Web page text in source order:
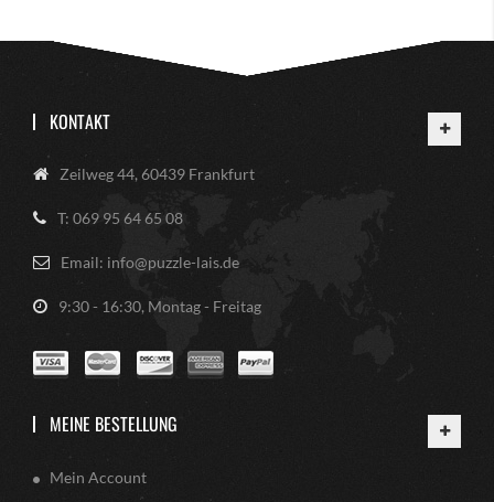
KONTAKT
Zeilweg 44, 60439 Frankfurt
T: 069 95 64 65 08
Email: info@puzzle-lais.de
9:30 - 16:30, Montag - Freitag
MEINE BESTELLUNG
Mein Account